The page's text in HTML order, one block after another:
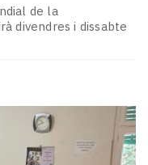
de la
divendres i dissabte